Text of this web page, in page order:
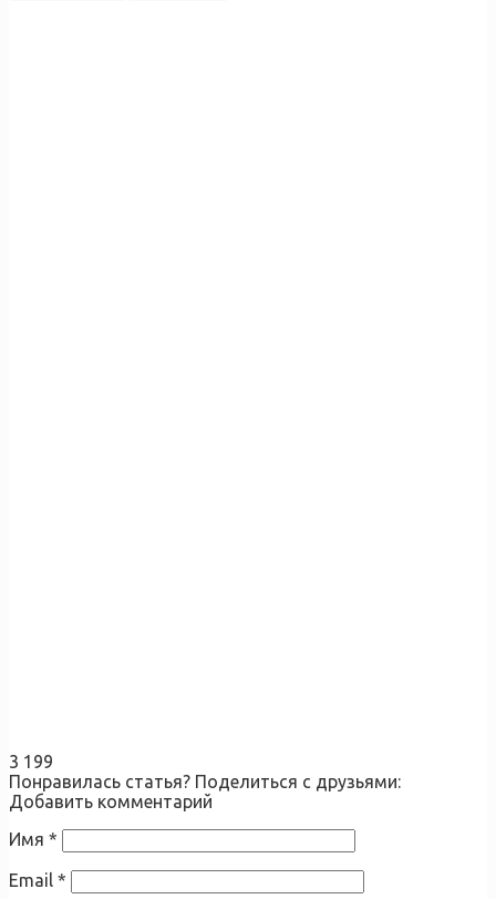
3 199
Понравилась статья? Поделиться с друзьями:
Добавить комментарий
Имя *
Email *